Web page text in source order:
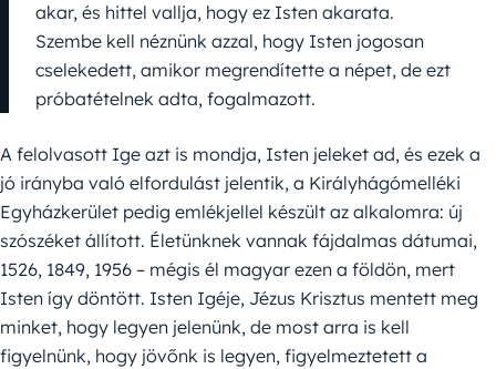
akar, és hittel vallja, hogy ez Isten akarata.
Szembe kell néznünk azzal, hogy Isten jogosan
cselekedett, amikor megrendítette a népet, de ezt
próbatételnek adta, fogalmazott.
A felolvasott Ige azt is mondja, Isten jeleket ad, és ezek a
jó irányba való elfordulást jelentik, a Királyhágómelléki
Egyházkerület pedig emlékjellel készült az alkalomra: új
szószéket állított. Életünknek vannak fájdalmas dátumai,
1526, 1849, 1956 – mégis él magyar ezen a földön, mert
Isten így döntött. Isten Igéje, Jézus Krisztus mentett meg
minket, hogy legyen jelenünk, de most arra is kell
figyelnünk, hogy jövőnk is legyen, figyelmeztetett a